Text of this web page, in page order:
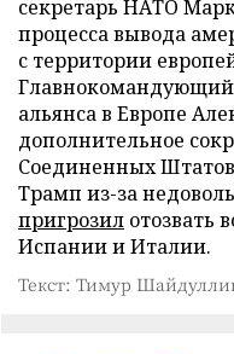
секретарь НАТО
процесса вывода
с территории
альянса в Европе
дополнительное
Соединенных
Трамп из-за
пригрозил отозвать
Испании и Италии.
Текст: Тимур